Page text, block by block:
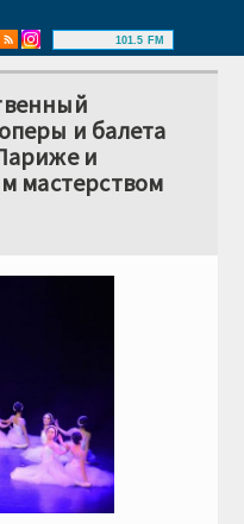
101.5 FM
и балета
и
мастерством